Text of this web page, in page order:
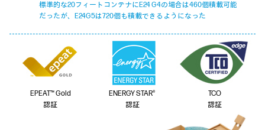
標準的な20フィートコンテナにE24 G4の場合は460個積載可能
だったが、E24G5は720個も積載できるようになった
EPEAT™ Gold
認証
ENERGY STAR®
認証
TCO
認証